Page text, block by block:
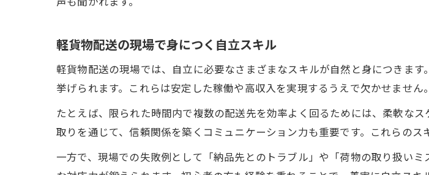
軽貨物配送の現場で身につく自立スキル
軽貨物配送の現場では、自立に必要なさまざまなスキルが自然と身につきま
挙げられます。これらは安定した稼働や高収入を実現するうえで欠かせません。
たとえば、限られた時間内で複数の配送先を効率よく回るためには、柔軟な
取りを通じて、信頼関係を築くコミュニケーション力も重要です。これらのス
一方で、現場での失敗例として「納品先とのトラブル」や「荷物の取り扱い